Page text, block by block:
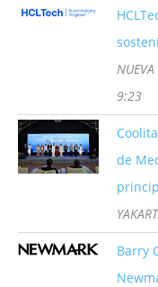
9:23
de
Barry